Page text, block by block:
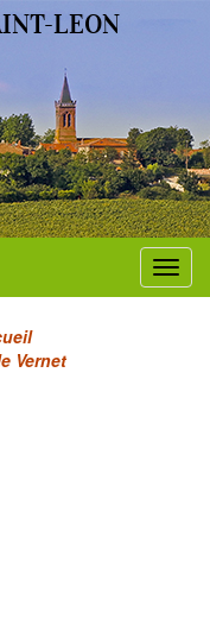
LEON
Menu
Vernet